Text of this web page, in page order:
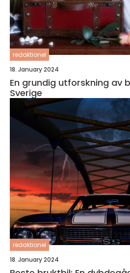
redaktionel
18. January 2024
En grundig utforskning av
Sverige
redaktionel
18. January 2024